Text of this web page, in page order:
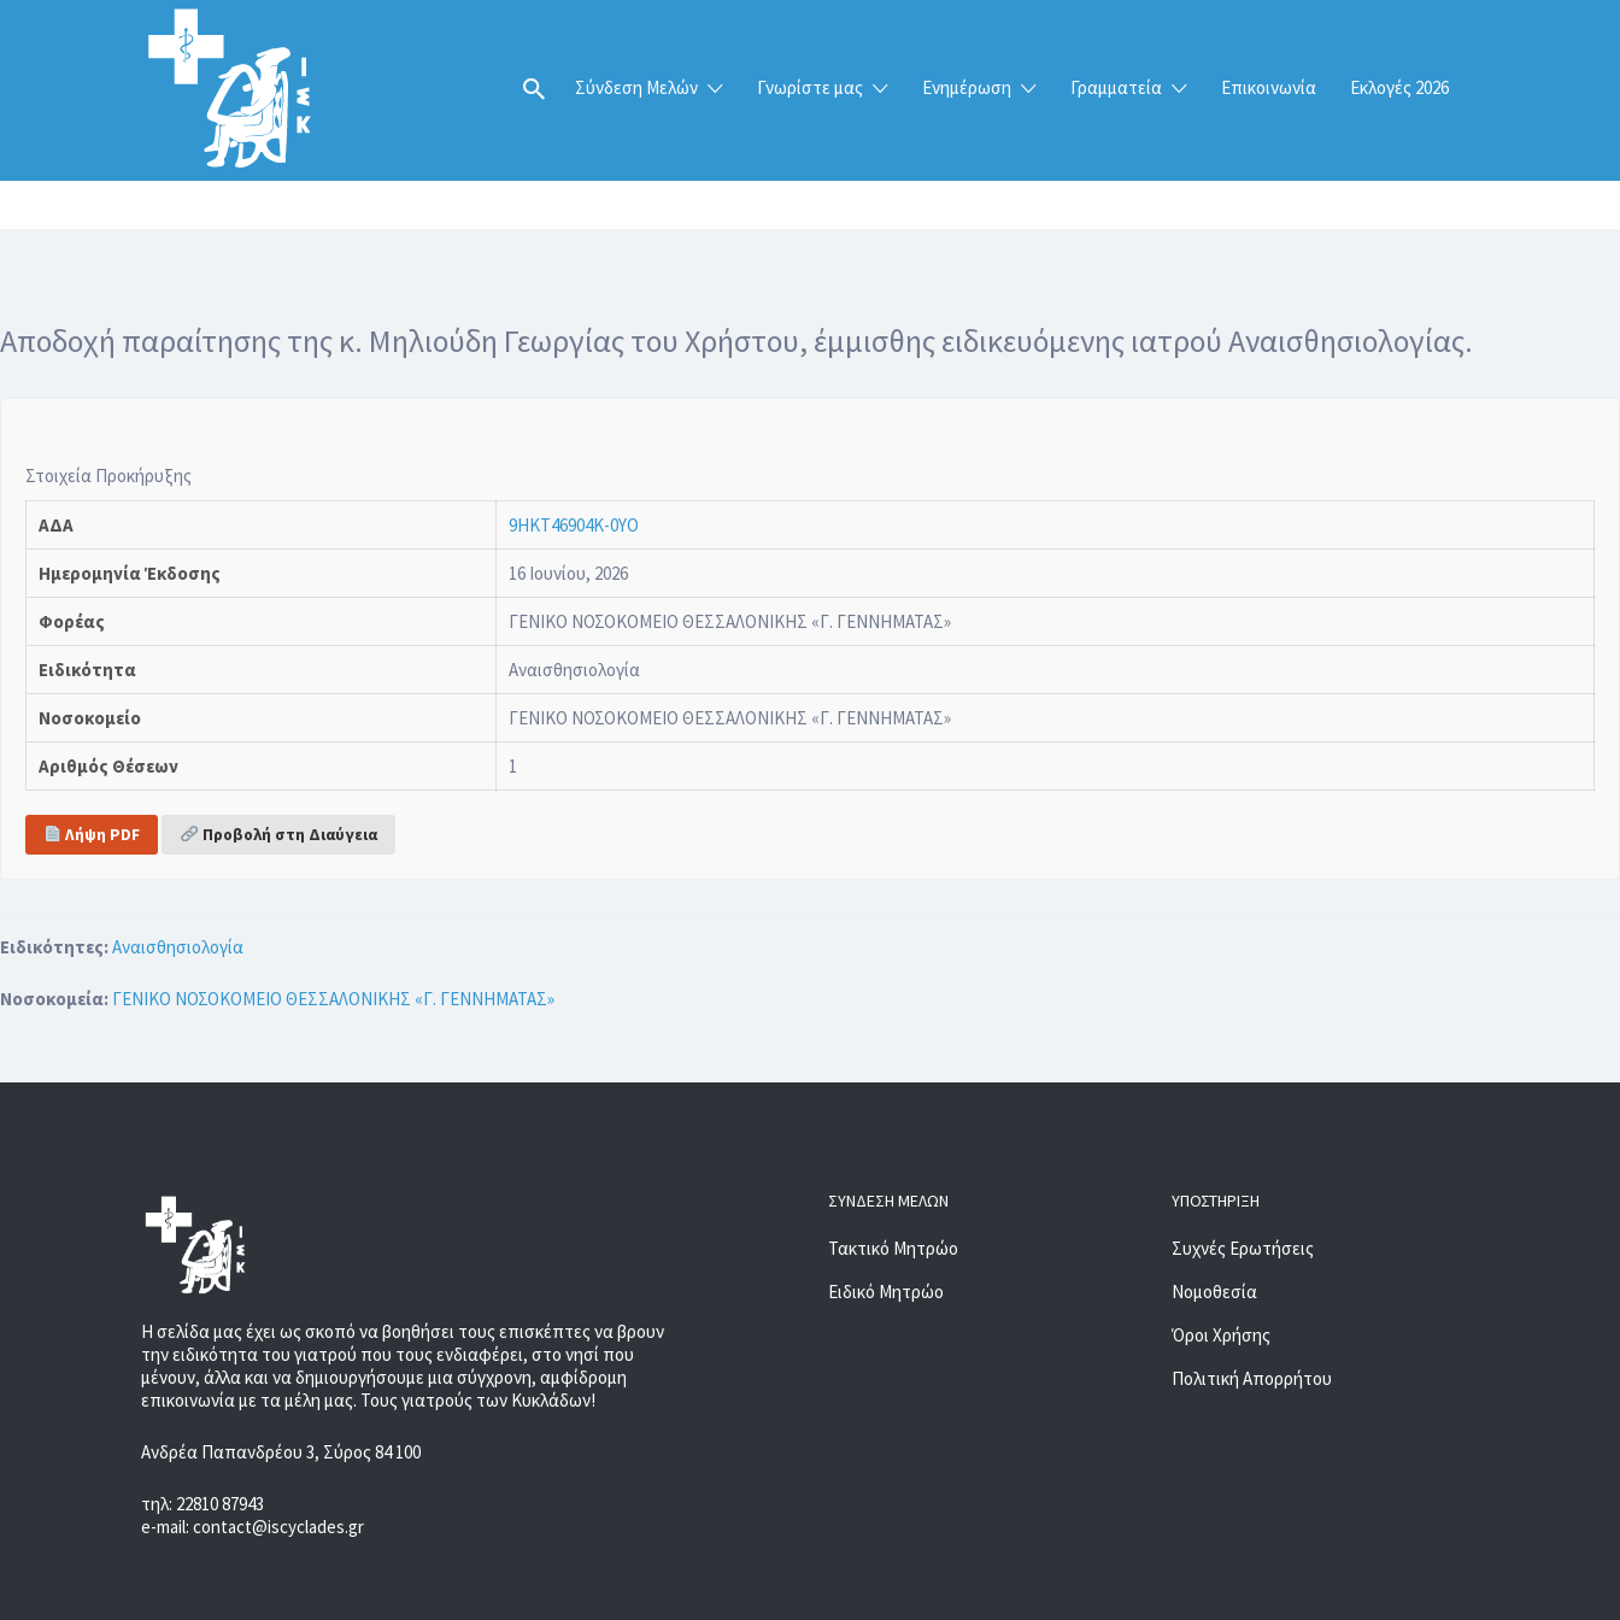
Σύνδεση Μελών Γνωρίστε μας Ενημέρωση Γραμματεία Επικοινωνία Εκλογές 2026
Αναζήτηση
για:
Αποδοχή παραίτησης της κ. Μηλιούδη Γεωργίας του Χρήστου, έμμισθης ειδικευόμενης ιατρού Αναισθησιολογίας.
Στοιχεία Προκήρυξης
ΑΔΑ 9ΗΚΤ46904Κ-0ΥΟ
Ημερομηνία Έκδοσης 16 Ιουνίου, 2026
Φορέας ΓΕΝΙΚΟ ΝΟΣΟΚΟΜΕΙΟ ΘΕΣΣΑΛΟΝΙΚΗΣ «Γ. ΓΕΝΝΗΜΑΤΑΣ»
Ειδικότητα Αναισθησιολογία
Νοσοκομείο ΓΕΝΙΚΟ ΝΟΣΟΚΟΜΕΙΟ ΘΕΣΣΑΛΟΝΙΚΗΣ «Γ. ΓΕΝΝΗΜΑΤΑΣ»
Αριθμός Θέσεων 1
Λήψη PDF Προβολή στη Διαύγεια
Ειδικότητες:Αναισθησιολογία
Νοσοκομεία: ΓΕΝΙΚΟ ΝΟΣΟΚΟΜΕΙΟ ΘΕΣΣΑΛΟΝΙΚΗΣ «Γ. ΓΕΝΝΗΜΑΤΑΣ»
Η σελίδα μας έχει ως σκοπό να βοηθήσει τους επισκέπτες να βρουν
την ειδικότητα του γιατρού που τους ενδιαφέρει, στο νησί που
μένουν, άλλα και να δημιουργήσουμε μια σύγχρονη, αμφίδρομη
επικοινωνία με τα μέλη μας. Τους γιατρούς των Κυκλάδων!
Ανδρέα Παπανδρέου 3, Σύρος 84 100
τηλ: 22810 87943
e-mail: contact@iscyclades.gr
ΣΎΝΔΕΣΗ ΜΕΛΏΝ
Τακτικό Μητρώο
Ειδικό Μητρώο
ΥΠΟΣΤΉΡΙΞΗ
Συχνές Ερωτήσεις
Νομοθεσία
Όροι Χρήσης
Πολιτική Απορρήτου